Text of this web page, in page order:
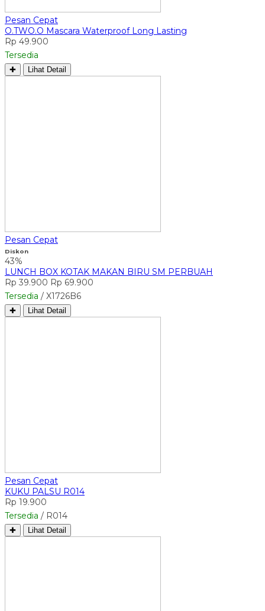
Pesan Cepat
O.TWO.O Mascara Waterproof Long Lasting
Rp 49.900
Tersedia
✚ Lihat Detail
Pesan Cepat
Diskon
43%
LUNCH BOX KOTAK MAKAN BIRU SM PERBUAH
Rp 39.900 Rp 69.900
Tersedia / X1726B6
✚ Lihat Detail
Pesan Cepat
KUKU PALSU R014
Rp 19.900
Tersedia / R014
✚ Lihat Detail